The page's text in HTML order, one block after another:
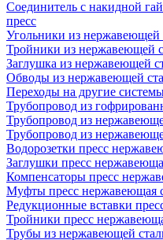
Соединитель с накидной
пресс
Угольники из нержавеющей
Тройники из нержавеющей
Заглушка из нержавеющей
Обводы из нержавеющей
Переходы на другие
Трубопровод из
Трубопровод из
Трубопровод из
Водорозетки пресс
Заглушки пресс
Компенсаторы пресс
Муфты пресс нержавеющая
Редукционные вставки
Тройники пресс
Трубы из нержавеющей